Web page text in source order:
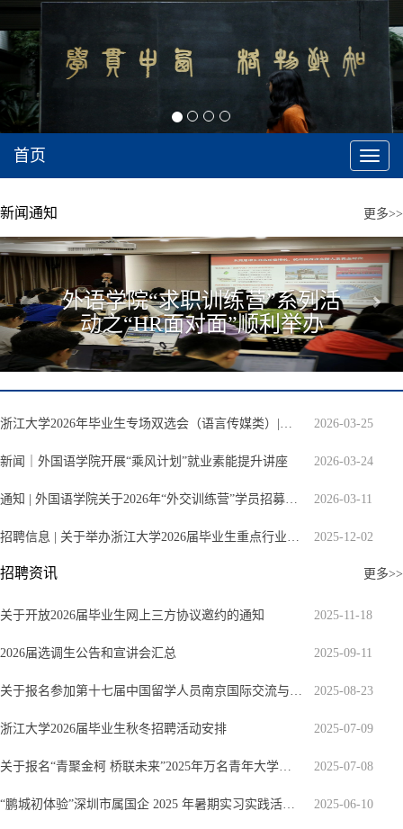
切
换
航
首页
新闻通知 更多>>
外语学院“求职训练营”系列活
动之“HR面对面”顺利举办
Previous Next
浙江大学2026年毕业生专场双选会（语言传媒类）|浙里逢春，职等你来 2026-03-25
新闻｜外国语学院开展“乘风计划”就业素能提升讲座 2026-03-24
通知|外国语学院关于2026年“外交训练营”学员招募的通知 2026-03-11
招聘信息|关于举办浙江大学2026届毕业生重点行业专场双选会（国际化人才专场）的通知 2025-12-02
招聘资讯 更多>>
关于开放2026届毕业生网上三方协议邀约的通知 2025-11-18
2026届选调生公告和宣讲会汇总 2025-09-11
关于报名参加第十七届中国留学人员南京国际交流与合作大会暨青年人才交流（招聘）会的通知 2025-08-23
浙江大学2026届毕业生秋冬招聘活动安排 2025-07-09
关于报名“青聚金柯桥联未来”2025年万名青年大学生来柯见实习暨青春嘉年华系列活动的通知 2025-07-08
“鹏城初体验”深圳市属国企2025年暑期实习实践活动邀您参与！ 2025-06-10